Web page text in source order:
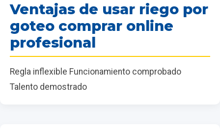
Ventajas de usar riego por
goteo comprar online
profesional
Regla inflexible Funcionamiento comprobado
Talento demostrado